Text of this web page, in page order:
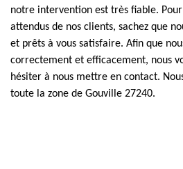
notre intervention est très fiable.
attendus de nos clients, sachez que
et prêts à vous satisfaire. Afin que
correctement et efficacement, nous
hésiter à nous mettre en contact.
toute la zone de Gouville 27240.